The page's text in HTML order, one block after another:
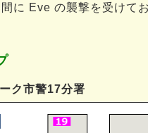
に Eve の襲撃を受けて
ク市警17分署